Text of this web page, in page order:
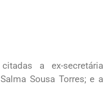
a ex-secretária
Sousa Torres; e a